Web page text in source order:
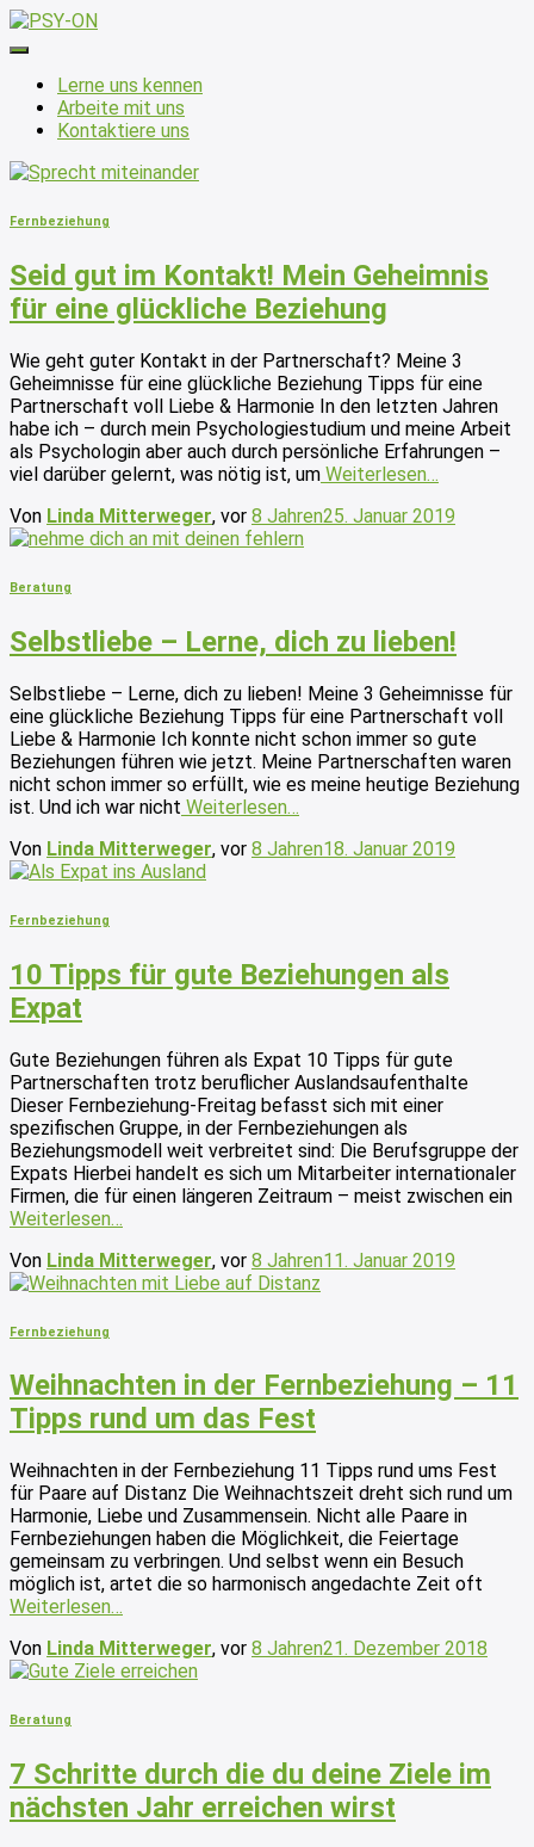
Navigation
umschaltenLerne uns kennen
Arbeite mit uns
Kontaktiere uns
Fernbeziehung
Seid gut im Kontakt! Mein Geheimnis
für eine glückliche Beziehung
Wie geht guter Kontakt in der Partnerschaft? Meine 3
Geheimnisse für eine glückliche Beziehung Tipps für eine
Partnerschaft voll Liebe & Harmonie In den letzten Jahren
habe ich – durch mein Psychologiestudium und meine Arbeit
als Psychologin aber auch durch persönliche Erfahrungen –
viel darüber gelernt, was nötig ist, um Weiterlesen…
Von Linda Mitterweger, vor 8 Jahren25. Januar 2019
Beratung
Selbstliebe – Lerne, dich zu lieben!
Selbstliebe – Lerne, dich zu lieben! Meine 3 Geheimnisse für
eine glückliche Beziehung Tipps für eine Partnerschaft voll
Liebe & Harmonie Ich konnte nicht schon immer so gute
Beziehungen führen wie jetzt. Meine Partnerschaften waren
nicht schon immer so erfüllt, wie es meine heutige Beziehung
ist. Und ich war nicht Weiterlesen…
Von Linda Mitterweger, vor 8 Jahren18. Januar 2019
Fernbeziehung
10 Tipps für gute Beziehungen als
Expat
Gute Beziehungen führen als Expat 10 Tipps für gute
Partnerschaften trotz beruflicher Auslandsaufenthalte
Dieser Fernbeziehung-Freitag befasst sich mit einer
spezifischen Gruppe, in der Fernbeziehungen als
Beziehungsmodell weit verbreitet sind: Die Berufsgruppe der
Expats Hierbei handelt es sich um Mitarbeiter internationaler
Firmen, die für einen längeren Zeitraum – meist zwischen ein
Weiterlesen…
Von Linda Mitterweger, vor 8 Jahren11. Januar 2019
Fernbeziehung
Weihnachten in der Fernbeziehung – 11
Tipps rund um das Fest
Weihnachten in der Fernbeziehung 11 Tipps rund ums Fest
für Paare auf Distanz Die Weihnachtszeit dreht sich rund um
Harmonie, Liebe und Zusammensein. Nicht alle Paare in
Fernbeziehungen haben die Möglichkeit, die Feiertage
gemeinsam zu verbringen. Und selbst wenn ein Besuch
möglich ist, artet die so harmonisch angedachte Zeit oft
Weiterlesen…
Von Linda Mitterweger, vor 8 Jahren21. Dezember 2018
Beratung
7 Schritte durch die du deine Ziele im
nächsten Jahr erreichen wirst